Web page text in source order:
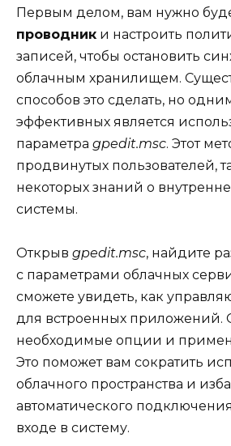
Первым делом, вам нужно
проводник и настроить
записей, чтобы остановить
облачным хранилищем.
способов это сделать, но
эффективных является
параметра gpedit.msc. Этот
продвинутых пользователей,
некоторых знаний о
системы.
Открыв gpedit.msc, найдите
с параметрами облачных
сможете увидеть, как
для встроенных приложений.
необходимые опции и
Это поможет вам сократить
облачного пространства и
автоматического
входе в систему.